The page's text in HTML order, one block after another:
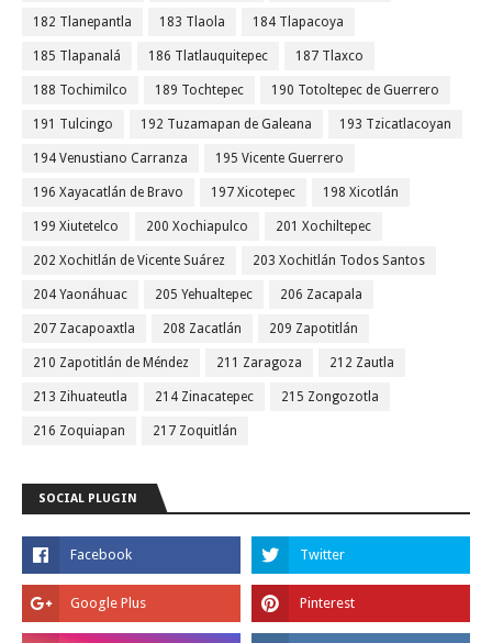
182 Tlanepantla 183 Tlaola 184 Tlapacoya
185 Tlapanalá 186 Tlatlauquitepec 187 Tlaxco
188 Tochimilco 189 Tochtepec 190 Totoltepec de Guerrero
191 Tulcingo 192 Tuzamapan de Galeana 193 Tzicatlacoyan
194 Venustiano Carranza 195 Vicente Guerrero
196 Xayacatlán de Bravo 197 Xicotepec 198 Xicotlán
199 Xiutetelco 200 Xochiapulco 201 Xochiltepec
202 Xochitlán de Vicente Suárez 203 Xochitlán Todos Santos
204 Yaonáhuac 205 Yehualtepec 206 Zacapala
207 Zacapoaxtla 208 Zacatlán 209 Zapotitlán
210 Zapotitlán de Méndez 211 Zaragoza 212 Zautla
213 Zihuateutla 214 Zinacatepec 215 Zongozotla
216 Zoquiapan 217 Zoquitlán
SOCIAL PLUGIN